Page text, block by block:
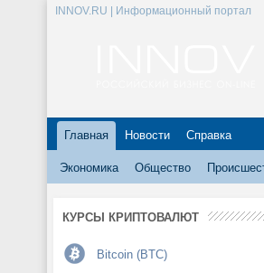
INNOV.RU | Информационный портал
Главная Новости Справка
Экономика Общество
КУРСЫ КРИПТОВАЛЮТ
Bitcoin (BTC)